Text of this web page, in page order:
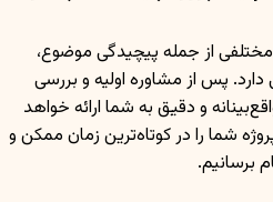
از جمله پیچیدگی موضوع،
پس از مشاوره اولیه و بررسی
و دقیق به شما ارائه خواهد
شما را در کوتاه‌ترین زمان ممکن و
برسانیم.